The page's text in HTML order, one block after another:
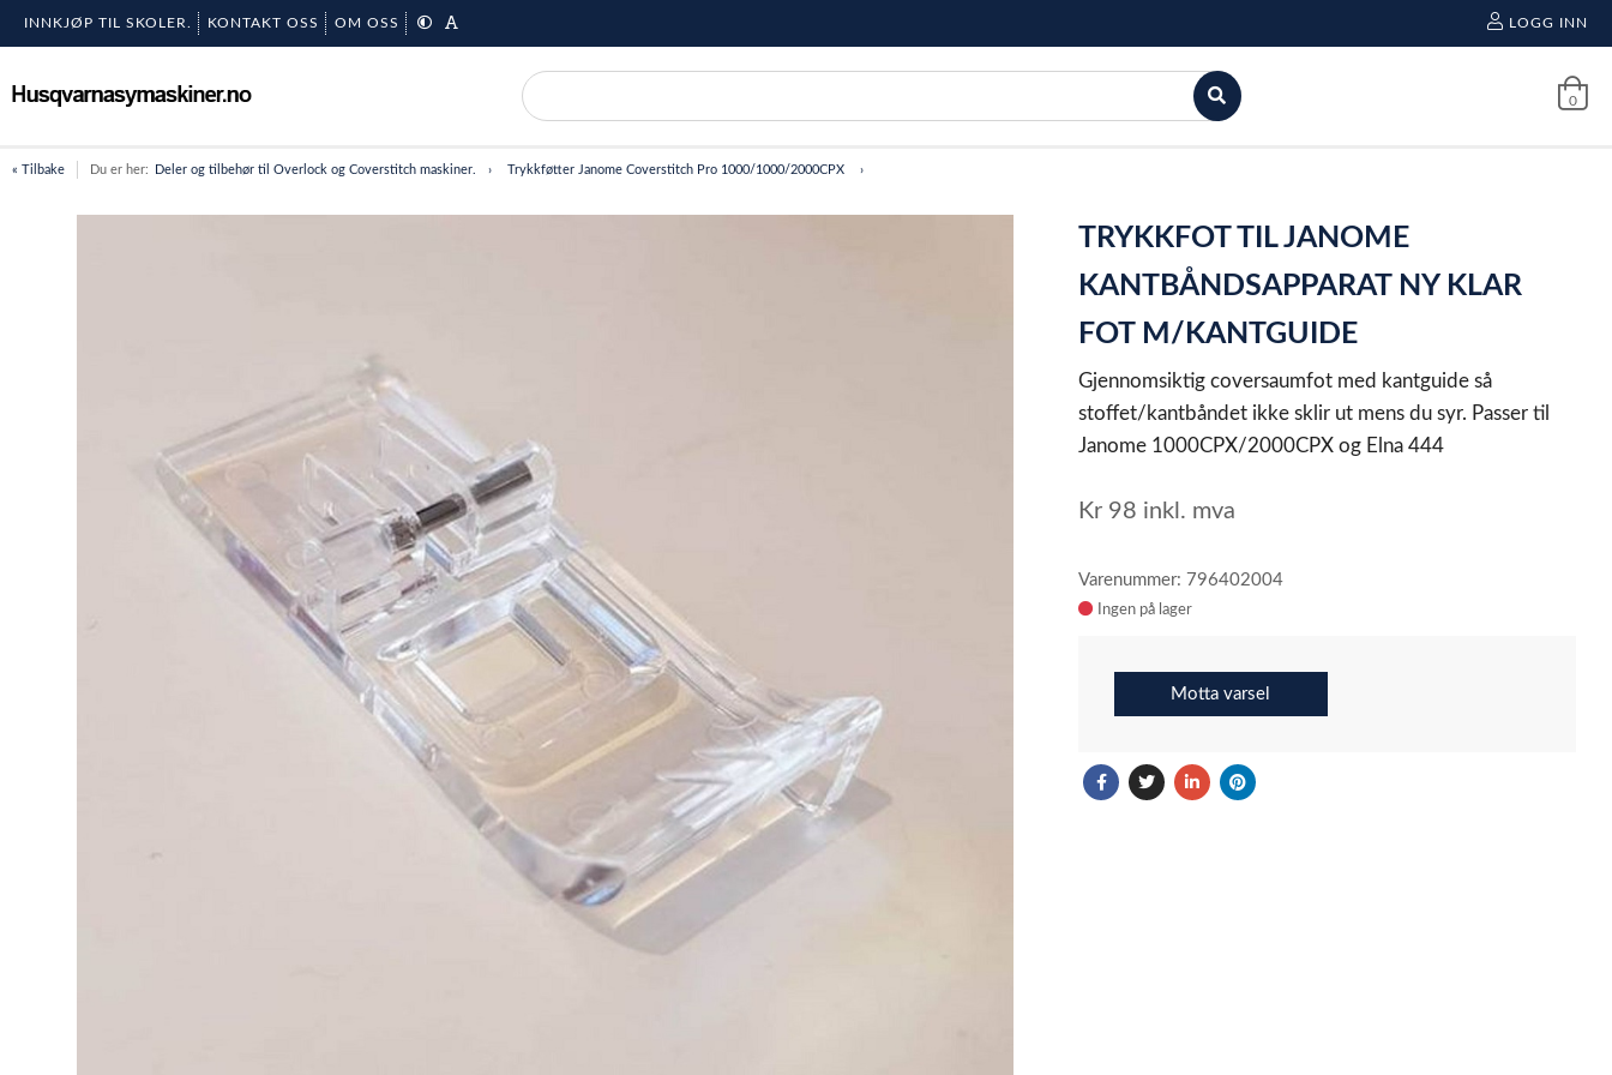
INNKJØP TIL SKOLER. KONTAKT OSS OM OSS LOGG INN
0
« Tilbake Du er her: Deler og tilbehør til Overlock og Coverstitch maskiner. Trykkføtter Janome Coverstitch Pro 1000/1000/2000CPX
TRYKKFOT TIL JANOME
KANTBÅNDSAPPARAT NY KLAR
FOT M/KANTGUIDE
Gjennomsiktig coversaumfot med kantguide så
stoffet/kantbåndet ikke sklir ut mens du syr. Passer til
Janome 1000CPX/2000CPX og Elna 444
Kr 98 inkl. mva
Varenummer: 796402004
Ingen på lager
Motta varsel